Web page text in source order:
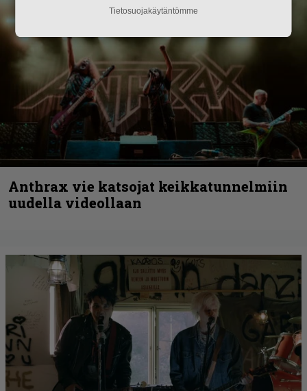
Anthrax vie katsojat keikkatunnelmiin
uudella videollaan
Tietosuojakäytäntömme